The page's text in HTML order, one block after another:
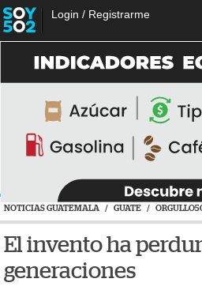
Login / Registrarme
NOTICIAS GUATEMALA / GUATE /
El invento ha
generaciones